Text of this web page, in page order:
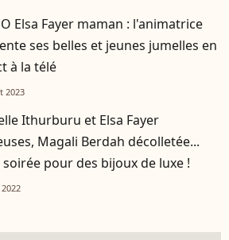
Elsa Fayer maman : l'animatrice
ses belles et jeunes jumelles en
à la télé
2023
Ithurburu et Elsa Fayer
Magali Berdah décolletée...
soirée pour des bijoux de luxe !